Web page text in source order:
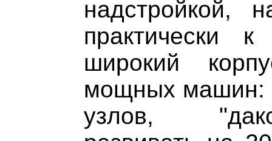
надстройкой,
практически
широкий
мощных машин:
узлов,